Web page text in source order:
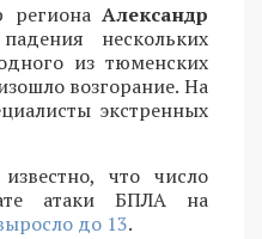
региона Александр
нескольких
из тюменских
возгорание. На
экстренных
что число
атаки БПЛА на
до 13.